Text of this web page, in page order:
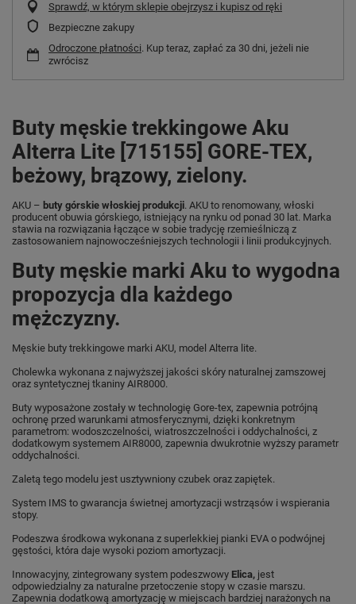
Sprawdź, w którym sklepie obejrzysz i kupisz od ręki
Bezpieczne zakupy
Odroczone płatności. Kup teraz, zapłać za 30 dni, jeżeli nie
zwrócisz
Buty męskie trekkingowe Aku
Alterra Lite [715155] GORE-TEX,
beżowy, brązowy, zielony.
AKU – buty górskie włoskiej produkcji. AKU to renomowany, włoski
producent obuwia górskiego, istniejący na rynku od ponad 30 lat. Marka
stawia na rozwiązania łączące w sobie tradycję rzemieślniczą z
zastosowaniem najnowocześniejszych technologii i linii produkcyjnych.
Buty męskie marki Aku to wygodna
propozycja dla każdego
mężczyzny.
Męskie buty trekkingowe marki AKU, model Alterra lite.
Cholewka wykonana z najwyższej jakości skóry naturalnej zamszowej
oraz syntetycznej tkaniny AIR8000.
Buty wyposażone zostały w technologię Gore-tex, zapewnia potrójną
ochronę przed warunkami atmosferycznymi, dzięki konkretnym
parametrom: wodoszczelności, wiatroszczelności i oddychalności, z
dodatkowym systemem AIR8000, zapewnia dwukrotnie wyższy parametr
oddychalności.
Zaletą tego modelu jest usztywniony czubek oraz zapiętek.
System IMS to gwarancja świetnej amortyzacji wstrząsów i wspierania
stopy.
Podeszwa środkowa wykonana z superlekkiej pianki EVA o podwójnej
gęstości, która daje wysoki poziom amortyzacji.
Innowacyjny, zintegrowany system podeszwowy Elica, jest
odpowiedzialny za naturalne przetoczenie stopy w czasie marszu.
Zapewnia dodatkową amortyzację w miejscach bardziej narażonych na